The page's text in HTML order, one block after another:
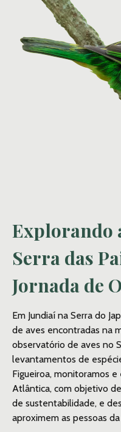
Explorando
Serra das
Jornada de
Em Jundiaí na Serra do
de aves encontradas na
observatório de aves no
levantamentos de
Figueiroa, monitoramos
Atlântica, com objetivo
de sustentabilidade, e
aproximem as pessoas